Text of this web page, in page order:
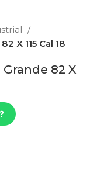
X 115 Cal 18
82 X